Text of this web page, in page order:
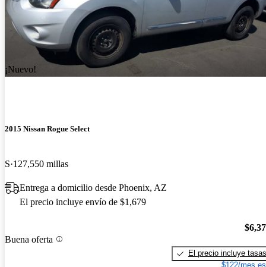
¡Nuevo!
2015 Nissan Rogue Select
S 127,550 millas
Entrega a domicilio desde Phoenix, AZ
El precio incluye envío de $1,679
Buena oferta
El precio incluye tasas
$122/mes